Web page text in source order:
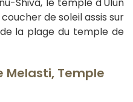
de soleil assis sur
la plage du temple de
Melasti, Temple